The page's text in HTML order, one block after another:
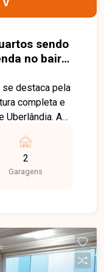
V
sendo
no bairro
MG
se destaca pela
completa e
Uberlândia. A
e
Casa
americana
despensa e
área externa,
2
Garagens